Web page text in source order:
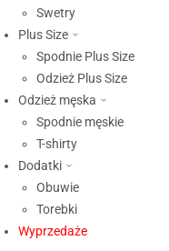
Swetry
Plus Size
Spodnie Plus Size
Odzież Plus Size
Odzież męska
Spodnie męskie
T-shirty
Dodatki
Obuwie
Torebki
Wyprzedaże